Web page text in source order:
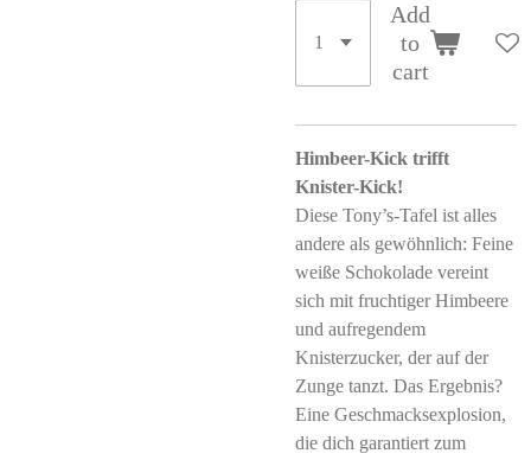
Add
to
cart
Himbeer-Kick trifft
Knister-Kick!
Diese Tony’s-Tafel ist alles
andere als gewöhnlich: Feine
weiße Schokolade vereint
sich mit fruchtiger Himbeere
und aufregendem
Knisterzucker, der auf der
Zunge tanzt. Das Ergebnis?
Eine Geschmacksexplosion,
die dich garantiert zum